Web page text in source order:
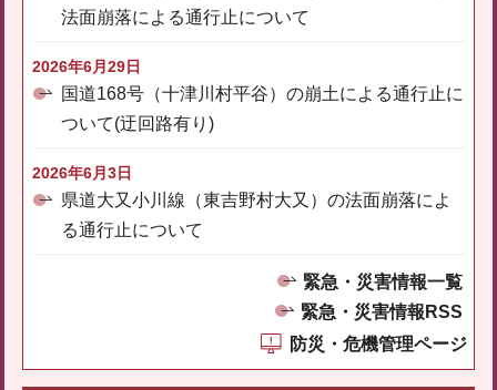
法面崩落による通行止について
2026年6月29日
国道168号（十津川村平谷）の崩土による通行止に
ついて(迂回路有り)
2026年6月3日
県道大又小川線（東吉野村大又）の法面崩落によ
る通行止について
緊急・災害情報一覧
緊急・災害情報RSS
防災・危機管理ページ